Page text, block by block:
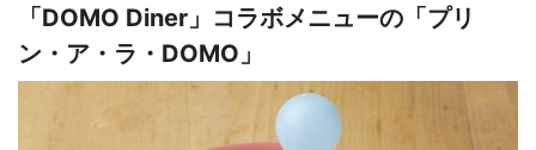
「DOMO Diner」コラボメニューの「プリ
ン・ア・ラ・DOMO」